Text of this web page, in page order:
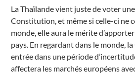
La Thaïlande vient juste de voter
Constitution, et même si celle-ci ne
monde, elle aura le mérite
pays. En regardant dans le monde,
entrée dans une période
affectera les marchés européens